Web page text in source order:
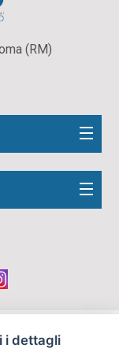
(RM)
reperite da
i dettagli